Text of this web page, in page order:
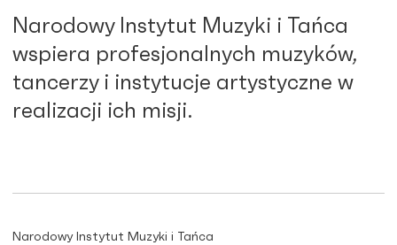
Narodowy Instytut Muzyki i Tańca
wspiera profesjonalnych muzyków,
tancerzy i instytucje artystyczne w
realizacji ich misji.
Narodowy Instytut Muzyki i Tańca